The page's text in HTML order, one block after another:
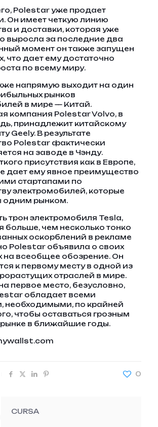
Polestar уже продает
Он имеет четкую линию
и доставки, которая уже
выросла за последние два
момент он также запущен
что дает ему достаточно
по всему миру.
напрямую выходит на один
рынков
в мире — Китай.
компания Polestar Volvo, в
принадлежит китайскому
Geely. В результате
Polestar фактически
на заводе в Чэнду.
присутствия как в Европе,
дает ему явное преимущество
стартапами по
электромобилей, которые
одним рынком.
трон электромобиля Tesla,
больше, чем несколько тонко
оскорблений в рекламе
Polestar объявила о своих
на всеобщее обозрение. Он
к первому месту в одной из
отраслей в мире.
первое место, безусловно,
обладает всеми
необходимыми, по крайней
чтобы оставаться грозным
в ближайшие годы.
0
CURSA